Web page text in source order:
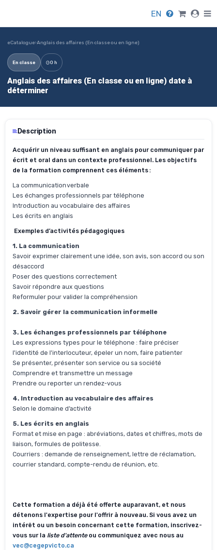
EN
eCatalogue›Anglais des affaires (En classe ou en ligne)
En classe 0 h
Anglais des affaires (En classe ou en ligne) date à
déterminer
Description
Acquérir un niveau suffisant en anglais pour communiquer par
écrit et oral dans un contexte professionnel. Les objectifs
de la formation comprennent ces éléments :
La communication verbale
Les échanges professionnels par téléphone
Introduction au vocabulaire des affaires
Les écrits en anglais
Exemples d’activités pédagogiques
1. La communication
Savoir exprimer clairement une idée, son avis, son accord ou son
désaccord
Poser des questions correctement
Savoir répondre aux questions
Reformuler pour valider la compréhension
2. Savoir gérer la communication informelle
3. Les échanges professionnels par téléphone
Les expressions types pour le téléphone : faire préciser
l'identité de l'interlocuteur, épeler un nom, faire patienter
Se présenter, présenter son service ou sa société
Comprendre et transmettre un message
Prendre ou reporter un rendez-vous
4. Introduction au vocabulaire des affaires
Selon le domaine d’activité
5. Les écrits en anglais
Format et mise en page : abréviations, dates et chiffres, mots de
liaison, formules de politesse.
Courriers : demande de renseignement, lettre de réclamation,
courrier standard, compte-rendu de réunion, etc.
Cette formation a déjà été offerte auparavant, et nous
détenons l'expertise pour l'offrir à nouveau. Si vous avez un
intérêt ou un besoin concernant cette formation, inscrivez-
vous sur la liste d'attenteou communiquez avec nous au
vec@cegepvicto.ca